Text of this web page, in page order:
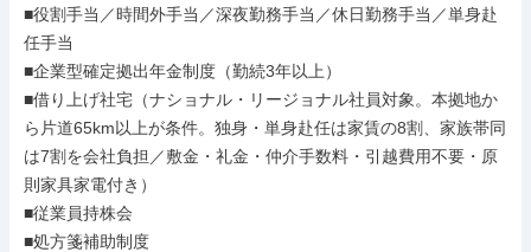
■役割手当／時間外手当／深夜勤務手当／休日勤務手当／単身赴
任手当
■企業型確定拠出年金制度（勤続3年以上）
■借り上げ社宅（ナショナル・リージョナル社員対象。本拠地か
ら片道65km以上が条件。独身・単身赴任は家賃の8割、家族帯同
は7割を会社負担／敷金・礼金・仲介手数料・引越費用不要・原
則家具家電付き）
■従業員持株会
■処方箋補助制度